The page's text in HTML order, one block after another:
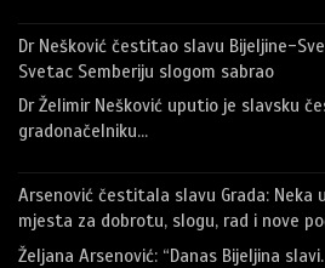
Dr Nešković čestitao slavu Bijeljine-
Svetac Semberiju slogom sabrao
Dr Želimir Nešković uputio je slavsku
gradonačelniku…
Arsenović čestitala slavu Grada: Neka
mjesta za dobrotu, slogu, rad i nove
Željana Arsenović: “Danas Bijeljina